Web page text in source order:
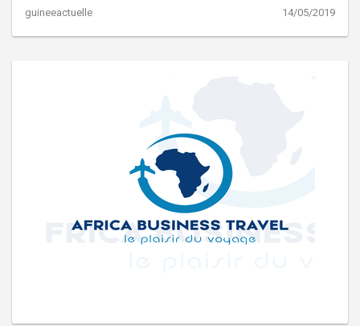
guineeactuelle 14/05/2019